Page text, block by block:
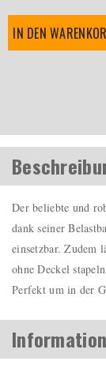
IN DEN
Der beliebte und
dank seiner
einsetzbar. Zudem
ohne Deckel
Perfekt um in der